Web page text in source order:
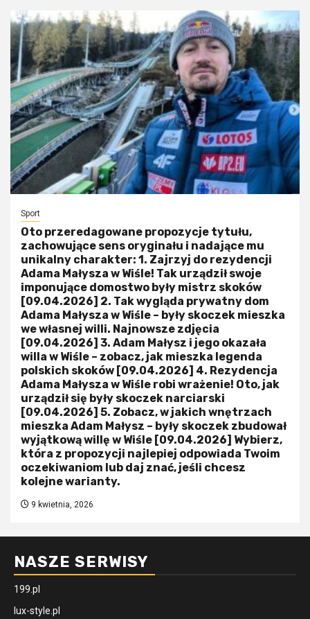
Sport
Oto przeredagowane propozycje tytułu,
zachowujące sens oryginału i nadające mu
unikalny charakter: 1. Zajrzyj do rezydencji
Adama Małysza w Wiśle! Tak urządził swoje
imponujące domostwo były mistrz skoków
[09.04.2026] 2. Tak wygląda prywatny dom
Adama Małysza w Wiśle – były skoczek mieszka
we własnej willi. Najnowsze zdjęcia
[09.04.2026] 3. Adam Małysz i jego okazała
willa w Wiśle – zobacz, jak mieszka legenda
polskich skoków [09.04.2026] 4. Rezydencja
Adama Małysza w Wiśle robi wrażenie! Oto, jak
urządził się były skoczek narciarski
[09.04.2026] 5. Zobacz, w jakich wnętrzach
mieszka Adam Małysz – były skoczek zbudował
wyjątkową willę w Wiśle [09.04.2026] Wybierz,
która z propozycji najlepiej odpowiada Twoim
oczekiwaniom lub daj znać, jeśli chcesz
kolejne warianty.
9 kwietnia, 2026
NASZE SERWISY
199.pl
lux-style.pl